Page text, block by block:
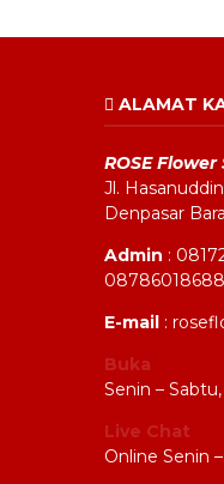
ALAMAT
ROSE Flower
Jl.
Denpasar
Admin :
E-mail :
Buka
Senin –
Live Chat
Online Senin